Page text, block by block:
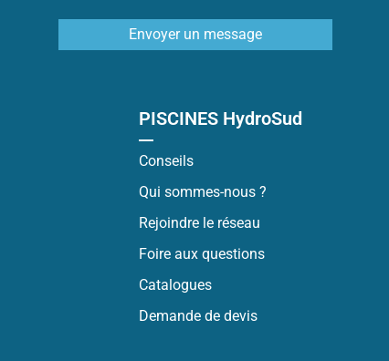
Envoyer un message
PISCINES HydroSud
Conseils
Qui sommes-nous ?
Rejoindre le réseau
Foire aux questions
Catalogues
Demande de devis